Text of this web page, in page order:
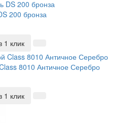
200 бронза
1 клик
8010 Античное Серебро
1 клик